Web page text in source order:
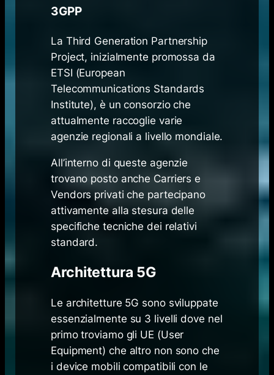
3GPP
La Third Generation Partnership
Project, inizialmente promossa da
ETSI (European
Telecommunications Standards
Institute), è un consorzio che
attualmente raccoglie varie
agenzie regionali a livello mondiale.
All’interno di queste agenzie
trovano posto anche Carriers e
Vendors privati che partecipano
attivamente alla stesura delle
specifiche tecniche dei relativi
standard.
Architettura 5G
Le architetture 5G sono sviluppate
essenzialmente su 3 livelli dove nel
primo troviamo gli UE (User
Equipment) che altro non sono che
i device mobili compatibili con le